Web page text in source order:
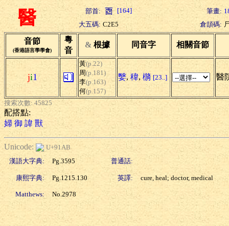
醫 部首: [164] 筆畫:
大五碼: C2E5 倉頡碼:
音節
(香港語言學學會)
粵
音
& 根據 同音字 相關音節
ji1
黃(p.22)
周(p.181)
李(p.163)
何(p.157)
嫛, 稦, 檹 [23..] 醫
搜索次數: 45825
配搭點:
婦 御 諱 獸
Unicode:
U+91AB
漢語大字典:
Pg.3595 普通話:
康熙字典: Pg.1215.130 英譯: cure, heal; doctor, medical
Matthews: No.2978